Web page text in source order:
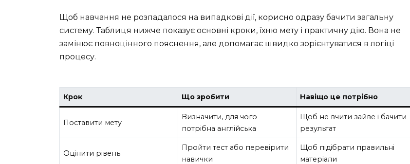
Щоб навчання не розпадалося на випадкові дії, корисно одразу бачити загальну
систему. Таблиця нижче показує основні кроки, їхню мету і практичну дію. Вона не
замінює повноцінного пояснення, але допомагає швидко зорієнтуватися в логіці
процесу.
Крок Що зробити Навіщо це потрібно
Поставити мету
Визначити, для чого
потрібна англійська
Щоб не вчити зайве і бачити
результат
Оцінити рівень
Пройти тест або перевірити
навички
Щоб підібрати правильні
матеріали